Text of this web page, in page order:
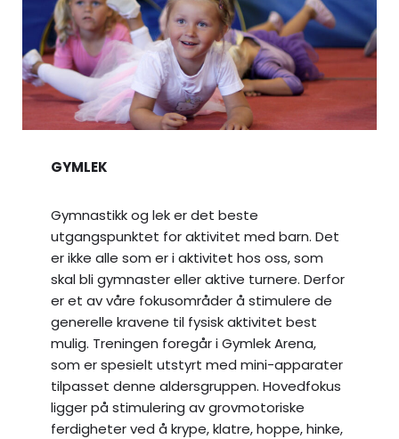
GYMLEK
Gymnastikk og lek er det beste
utgangspunktet for aktivitet med barn. Det
er ikke alle som er i aktivitet hos oss, som
skal bli gymnaster eller aktive turnere. Derfor
er et av våre fokusområder å stimulere de
generelle kravene til fysisk aktivitet best
mulig. Treningen foregår i Gymlek Arena,
som er spesielt utstyrt med mini-apparater
tilpasset denne aldersgruppen. Hovedfokus
ligger på stimulering av grovmotoriske
ferdigheter ved å krype, klatre, hoppe, hinke,